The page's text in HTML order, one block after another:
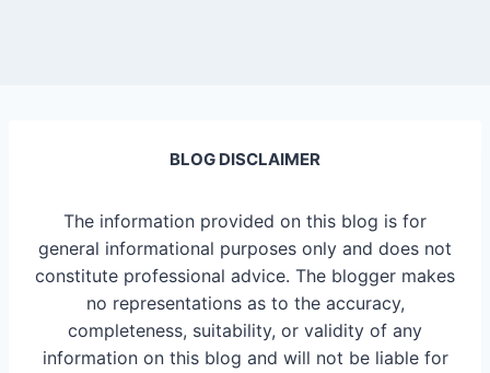
BLOG DISCLAIMER
The information provided on this blog is for
general informational purposes only and does not
constitute professional advice. The blogger makes
no representations as to the accuracy,
completeness, suitability, or validity of any
information on this blog and will not be liable for